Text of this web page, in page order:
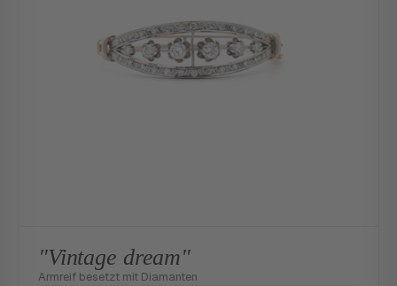
"Vintage dream"
Armreif besetzt mit Diamanten